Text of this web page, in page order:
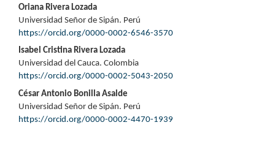
Contenido
principal
del
artículo
Oriana Rivera Lozada
Universidad Señor de Sipán. Perú
https://orcid.org/0000-0002-6546-3570
Isabel Cristina Rivera Lozada
Universidad del Cauca. Colombia
https://orcid.org/0000-0002-5043-2050
César Antonio Bonilla Asalde
Universidad Señor de Sipán. Perú
https://orcid.org/0000-0002-4470-1939